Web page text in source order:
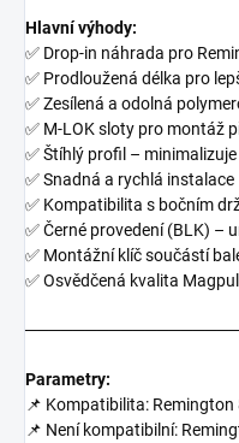
Hlavní výhody:
✅ Drop-in náhrada pro
✅ Prodloužená délka pro
✅ Zesílená a odolná
✅ M-LOK sloty pro montáž
✅ Štíhlý profil –
✅ Snadná a rychlá instalace
✅ Kompatibilita s bočním
✅ Černé provedení (BLK) –
✅ Montážní klíč součástí
✅ Osvědčená kvalita Magpul
Parametry:
📌 Kompatibilita: Remington
📌 Není kompatibilní: